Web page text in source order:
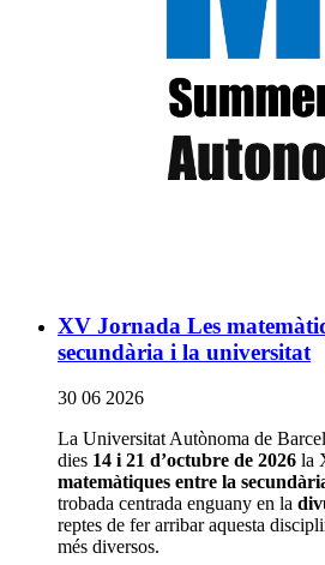
XV Jornada Les
secundària i la universitat
30 06 2026
La Universitat Autònoma de
dies 14 i 21 d’octubre de 2026 la
matemàtiques entre la
trobada centrada enguany en la
reptes de fer arribar aquesta
més diversos.